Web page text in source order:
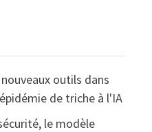
outils dans
de triche à l'IA
le modèle